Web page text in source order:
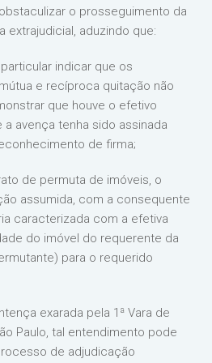
o prosseguimento da
extrajudicial, aduzindo que:
indicar que os
e recíproca quitação não
que houve o efetivo
avença tenha sido assinada
de firma;
de permuta de imóveis, o
assumida, com a consequente
caracterizada com a efetiva
do imóvel do requerente da
para o requerido
exarada pela 1ª Vara de
Paulo, tal entendimento pode
de adjudicação